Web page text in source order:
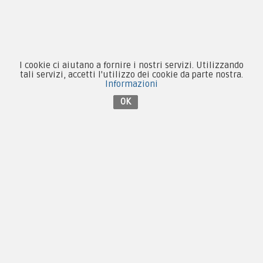
Contattaci su Facebook
I cookie ci aiutano a fornire i nostri servizi. Utilizzando
tali servizi, accetti l'utilizzo dei cookie da parte nostra.
Informazioni
OK